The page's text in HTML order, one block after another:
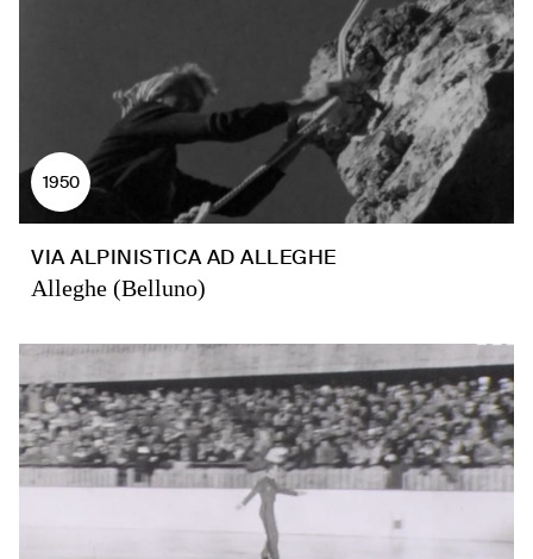
1950
VIA ALPINISTICA AD ALLEGHE
Alleghe (Belluno)